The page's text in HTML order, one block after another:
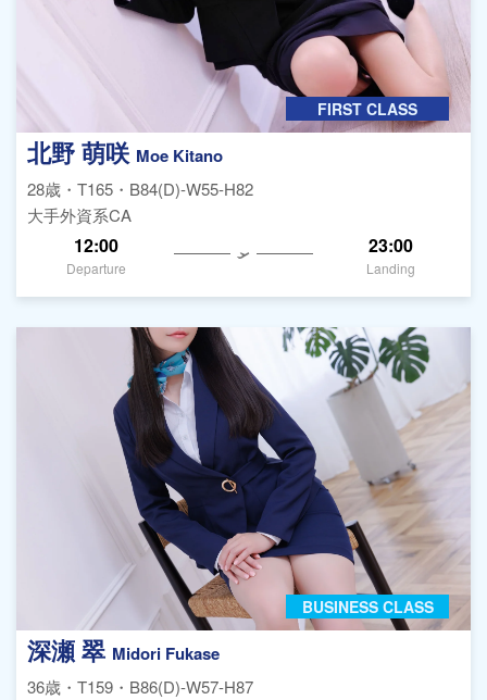
FIRST CLASS
北野 萌咲 Moe Kitano
28歳・T165・B84(D)-W55-H82
大手外資系CA
12:00
Departure
23:00
Landing
BUSINESS CLASS
深瀬 翠 Midori Fukase
36歳・T159・B86(D)-W57-H87